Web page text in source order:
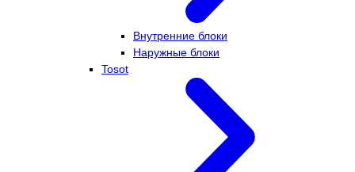
Внутренние блоки
Наружные блоки
Tosot